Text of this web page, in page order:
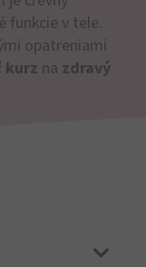
funkcie v tele.
opatreniami
kurz na zdravý